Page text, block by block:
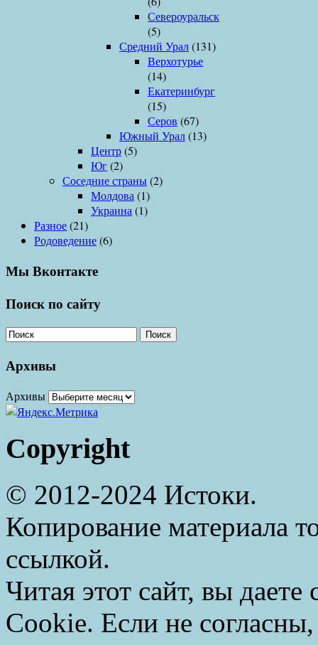
Североуральск
(5)
Средний Урал(131)
Верхотурье
(14)
Екатеринбург
(15)
Серов (67)
Южный Урал(13)
Центр(5)
Юг(2)
Соседние страны(2)
Молдова (1)
Украина (1)
Разное(21)
Родоведение(6)
Мы Вконтакте
Поиск по сайту
Поиск
Архивы
Архивы
Copyright
© 2012-2024 Истоки.
Копирование материала
ссылкой.
Читая этот сайт, вы даете
Cookie. Если не